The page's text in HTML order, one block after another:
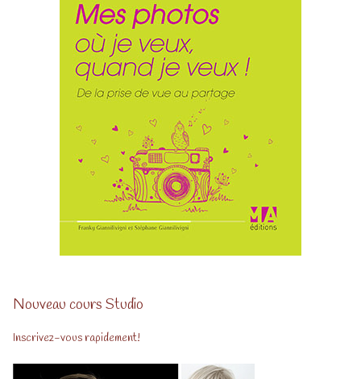
Nouveau cours Studio
Inscrivez-vous rapidement!